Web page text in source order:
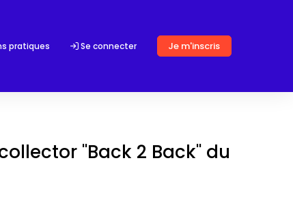
pratiques Se connecter Je m'inscris
"Back 2 Back" du